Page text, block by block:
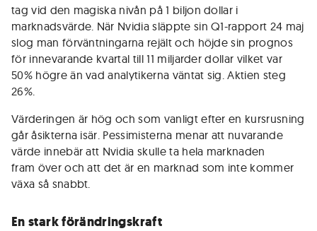
tag vid den magiska nivån på 1 biljon dollar i
marknadsvärde. När Nvidia släppte sin Q1-rapport 24 maj
slog man förväntningarna rejält och höjde sin prognos
för innevarande kvartal till 11 miljarder dollar vilket var
50% högre än vad analytikerna väntat sig. Aktien steg
26%.
Värderingen är hög och som vanligt efter en kursrusning
går åsikterna isär. Pessimisterna menar att nuvarande
värde innebär att Nvidia skulle ta hela marknaden
fram över och att det är en marknad som inte kommer
växa så snabbt.
En stark förändringskraft